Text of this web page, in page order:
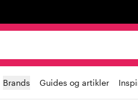
Brands Guides og artikler